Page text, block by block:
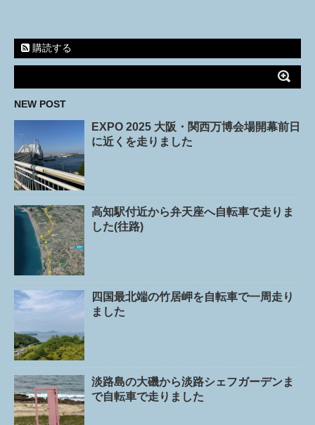
購読する
NEW POST
EXPO 2025 大阪・関西万博会場開幕前日
に近くを走りました
高知駅付近から弁天座へ自転車で走りま
した(往路)
四国最北端の竹居岬を自転車で一周走り
ました
淡路島の大磯から淡路シェフガーデンま
で自転車で走りました